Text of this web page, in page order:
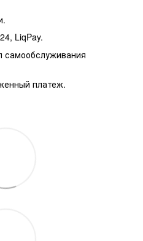
LiqPay.
самообслуживания
платеж.